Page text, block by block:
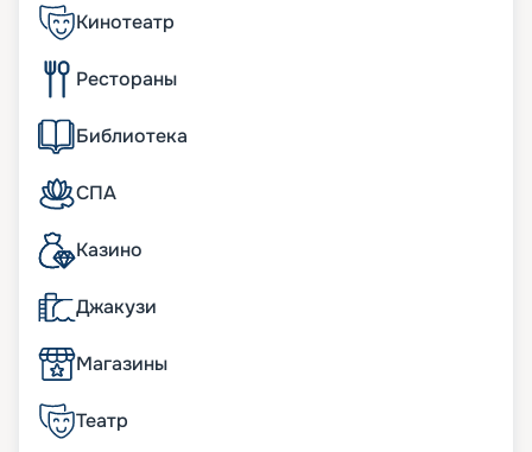
Большое внимание уделялось разработке
дизайнов, качеству отделочных материалов.
Основные характеристики лайнера:
• ширина – 48 м;
• длина – 311 м;
• водоизмещение – 142 тыс. т;
• осадка – 8 м;
• скорость – 22 узла;
• общее число кают – 1 557, в наличии
внутренние и внешние с террасами. В них
На круизном лайнере есть прогулочная зона
внутри корабля – так называемый «Королевский
променад», оригинальный бульвар под
Кинотеатр
Рестораны
Библиотека
СПА
Казино
Джакузи
Магазины
Театр